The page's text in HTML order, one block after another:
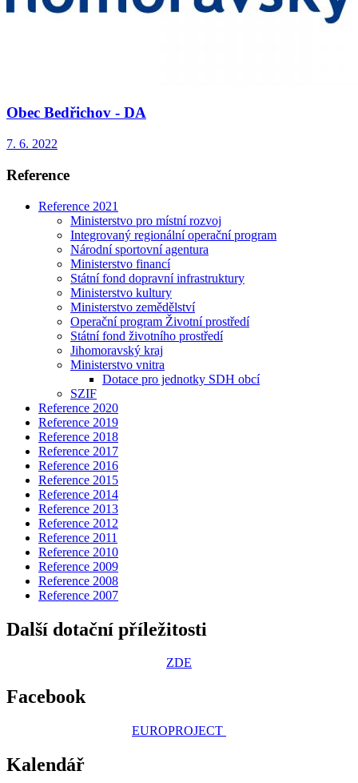
Obec Bedřichov - DA
7. 6. 2022
Reference
Reference 2021
Ministerstvo pro místní rozvoj
Integrovaný regionální operační program
Národní sportovní agentura
Ministerstvo financí
Státní fond dopravní infrastruktury
Ministerstvo kultury
Ministerstvo zemědělství
Operační program Životní prostředí
Státní fond životního prostředí
Jihomoravský kraj
Ministerstvo vnitra
Dotace pro jednotky SDH obcí
SZIF
Reference 2020
Reference 2019
Reference 2018
Reference 2017
Reference 2016
Reference 2015
Reference 2014
Reference 2013
Reference 2012
Reference 2011
Reference 2010
Reference 2009
Reference 2008
Reference 2007
Další dotační příležitosti
ZDE
Facebook
EUROPROJECT
Kalendář